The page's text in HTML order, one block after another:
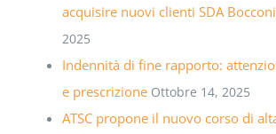
acquisire nuovi clienti SDA Bocconi
2025
Indennità di fine rapporto:
e prescrizione Ottobre 14, 2025
ATSC propone il nuovo corso di